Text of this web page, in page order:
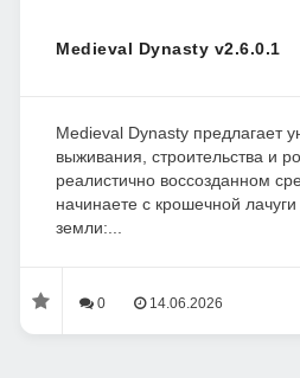
Medieval Dynasty v2.6.0.1
Medieval Dynasty предлагает
выживания, строительства и
реалистично воссозданном
начинаете с крошечной
земли:...
0 14.06.2026